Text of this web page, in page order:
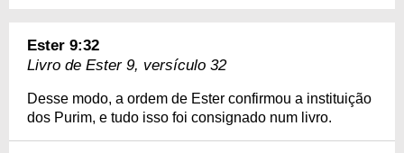
Ester 9:32
Livro de Ester 9, versículo 32
Desse modo, a ordem de Ester confirmou a instituição
dos Purim, e tudo isso foi consignado num livro.